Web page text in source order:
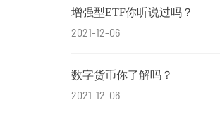
增强型ETF你听说过吗？
2021-12-06
数字货币你了解吗？
2021-12-06